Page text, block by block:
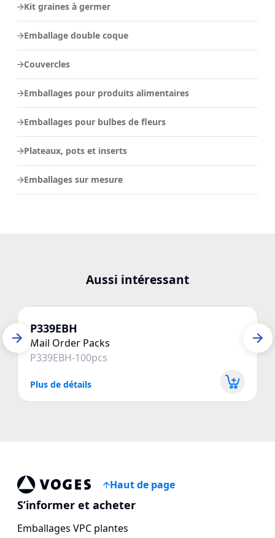
Kit graines à germer
Emballage double coque
Couvercles
Emballages pour produits alimentaires
Emballages pour bulbes de fleurs
Plateaux, pots et inserts
Emballages sur mesure
Aussi intéressant
P339EBH
Mail Order Packs
P339EBH-100pcs
Plus de détails
Voges Online Store
Haut de page
S’informer et acheter
Emballages VPC plantes